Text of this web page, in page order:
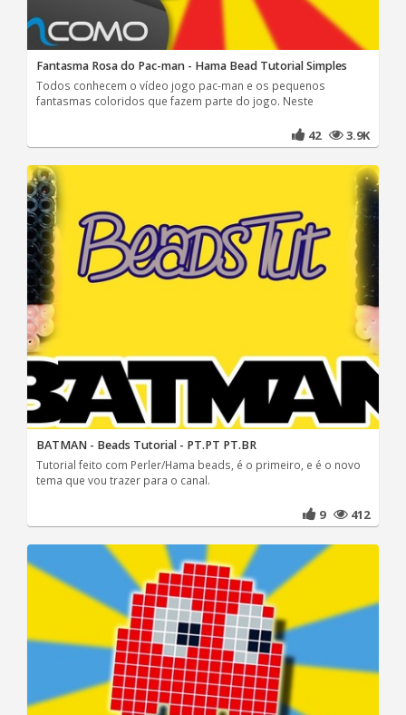
Fantasma Rosa do Pac-man - Hama Bead Tutorial Simples
Todos conhecem o vídeo jogo pac-man e os pequenos
fantasmas coloridos que fazem parte do jogo. Neste
42 3.9K
BATMAN - Beads Tutorial - PT.PT PT.BR
Tutorial feito com Perler/Hama beads, é o primeiro, e é o novo
tema que vou trazer para o canal.
9 412